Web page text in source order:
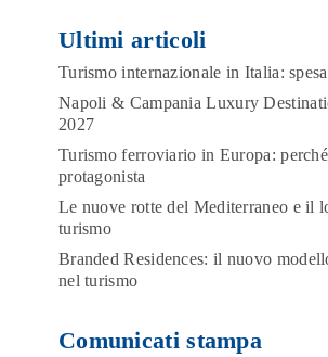
Ultimi articoli
Turismo internazionale in Italia:
Napoli & Campania Luxury
2027
Turismo ferroviario in Europa:
protagonista
Le nuove rotte del Mediterraneo e il
turismo
Branded Residences: il nuovo
nel turismo
Comunicati stampa